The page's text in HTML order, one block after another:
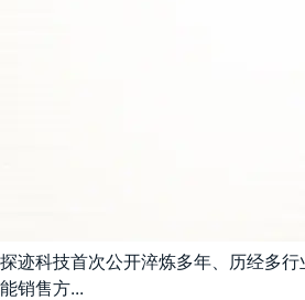
探迹科技首次公开淬炼多年、历经多
能销售方...